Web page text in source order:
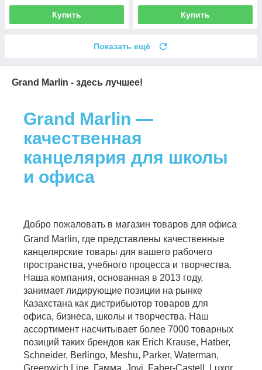
Купить Купить
Показать ещё
Grand Marlin - здесь лучшее!
Grand Marlin —
качественная
канцелярия для школы
и офиса
Добро пожаловать в магазин товаров для офиса
Grand Marlin, где представлены качественные
канцелярские товары для вашего рабочего
пространства, учебного процесса и творчества.
Наша компания, основанная в 2013 году,
занимает лидирующие позиции на рынке
Казахстана как дистрибьютор товаров для
офиса, бизнеса, школы и творчества. Наш
ассортимент насчитывает более 7000 товарных
позиций таких брендов как Erich Krause, Hatber,
Schneider, Berlingo, Meshu, Parker, Waterman,